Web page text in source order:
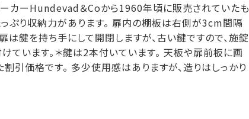
ーカーHundevad＆Coから1960年頃に販売されていたも
ぷり収納力があります。 扉内の棚板は右側が3cm間隔
鍵を持ち手にして開閉しますが、古い鍵ですので、施錠
ています。＊鍵は2本付いています。 天板や扉前板に画
引価格です。 多少使用感はありますが、造りはしっかり